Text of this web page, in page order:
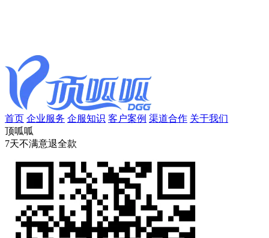
首页 企业服务 企服知识 客户案例 渠道合作 关于我们
顶呱呱
7天不满意退全款